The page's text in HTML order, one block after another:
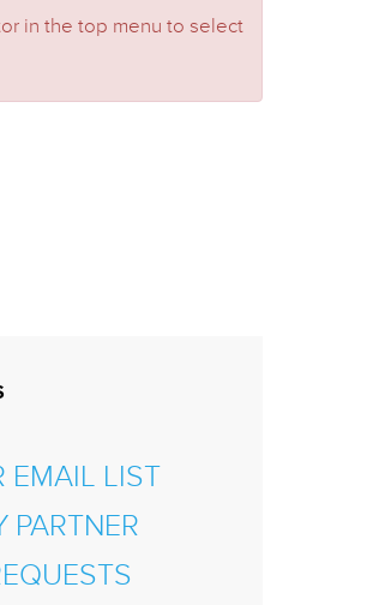
in the top menu to select
EMAIL LIST
PARTNER